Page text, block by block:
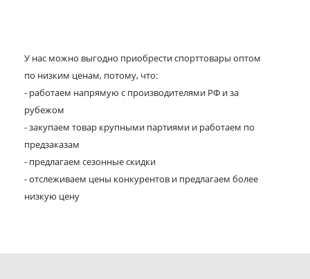
У нас можно выгодно приобрести спорттовары оптом
по низким ценам, потому, что:
- работаем напрямую с производителями РФ и за
рубежом
- закупаем товар крупными партиями и работаем по
предзаказам
- предлагаем сезонные скидки
- отслеживаем цены конкурентов и предлагаем более
низкую цену